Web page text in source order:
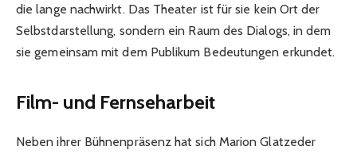
die lange nachwirkt. Das Theater ist für sie kein Ort der
Selbstdarstellung, sondern ein Raum des Dialogs, in dem
sie gemeinsam mit dem Publikum Bedeutungen erkundet.
Film- und Fernseharbeit
Neben ihrer Bühnenpräsenz hat sich Marion Glatzeder